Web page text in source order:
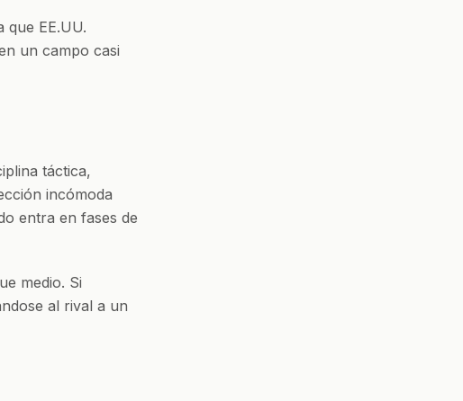
que EE.UU.
un campo casi
táctica,
incómoda
entra en fases de
medio. Si
al rival a un